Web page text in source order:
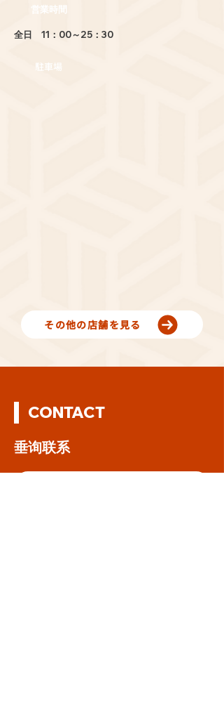
営業時間
全日 11：00～25：30
駐車場
その他の店舗を見る
CONTACT
垂询联系